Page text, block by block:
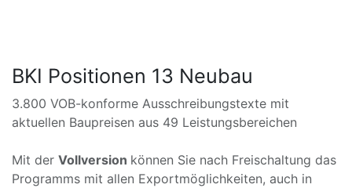
BKI Positionen 13 Neubau
3.800 VOB-konforme Ausschreibungstexte mit
aktuellen Baupreisen aus 49 Leistungsbereichen
Mit der Vollversion können Sie nach Freischaltung das
Programms mit allen Exportmöglichkeiten, auch in